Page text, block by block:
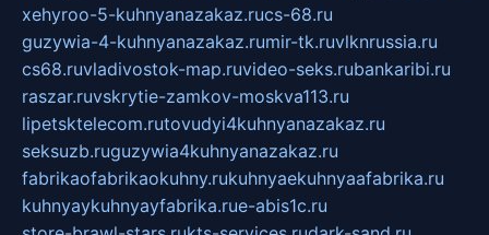
xehyroo-5-kuhnyanazakaz.rucs-68.ru
guzywia-4-kuhnyanazakaz.rumir-tk.ruvlknrussia.ru
cs68.ruvladivostok-map.ruvideo-seks.rubankaribi.ru
raszar.ruvskrytie-zamkov-moskva113.ru
lipetsktelecom.rutovudyi4kuhnyanazakaz.ru
seksuzb.ruguzywia4kuhnyanazakaz.ru
fabrikaofabrikaokuhny.rukuhnyaekuhnyaafabrika.ru
kuhnyaykuhnyayfabrika.rue-abis1c.ru